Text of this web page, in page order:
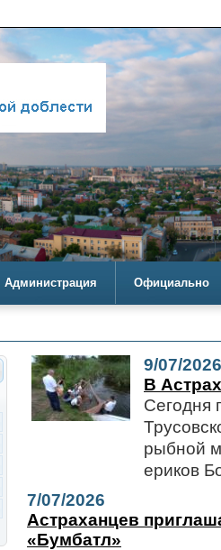
Администрация Официально
9/07/2026
В
Сегодня
рыбной
ериков
7/07/2026
Астраханцев
«Бумбатл»